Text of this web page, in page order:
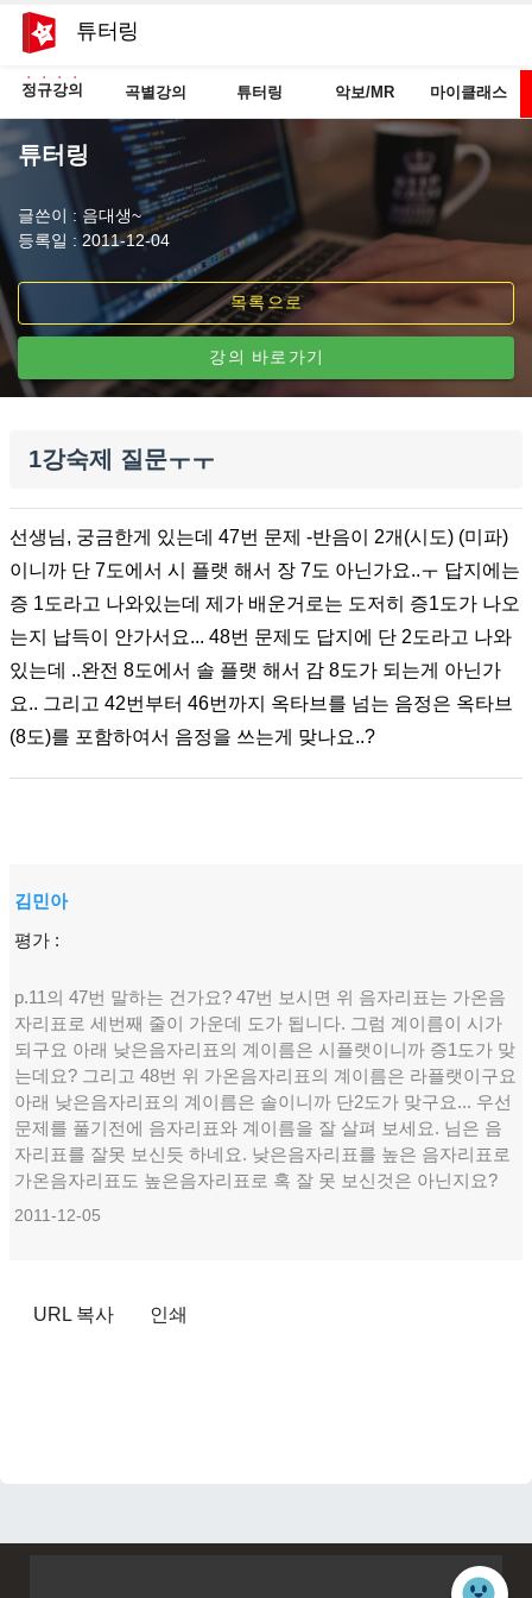
튜터링
정규강의 곡별강의 튜터링 악보/MR 마이클래스
튜터링
글쓴이 : 음대생~
등록일 : 2011-12-04
목록으로
강의 바로가기
1강숙제 질문ㅜㅜ
선생님, 궁금한게 있는데 47번 문제 -반음이 2개(시도) (미파)
이니까 단 7도에서 시 플랫 해서 장 7도 아닌가요..ㅜ 답지에는
증 1도라고 나와있는데 제가 배운거로는 도저히 증1도가 나오
는지 납득이 안가서요... 48번 문제도 답지에 단 2도라고 나와
있는데 ..완전 8도에서 솔 플랫 해서 감 8도가 되는게 아닌가
요.. 그리고 42번부터 46번까지 옥타브를 넘는 음정은 옥타브
(8도)를 포함하여서 음정을 쓰는게 맞나요..?
김민아
평가 :
p.11의 47번 말하는 건가요? 47번 보시면 위 음자리표는 가온음
자리표로 세번째 줄이 가운데 도가 됩니다. 그럼 계이름이 시가
되구요 아래 낮은음자리표의 계이름은 시플랫이니까 증1도가 맞
는데요? 그리고 48번 위 가온음자리표의 계이름은 라플랫이구요
아래 낮은음자리표의 계이름은 솔이니까 단2도가 맞구요... 우선
문제를 풀기전에 음자리표와 계이름을 잘 살펴 보세요. 님은 음
자리표를 잘못 보신듯 하네요. 낮은음자리표를 높은 음자리표로
가온음자리표도 높은음자리표로 혹 잘 못 보신것은 아닌지요?
2011-12-05
URL 복사 인쇄